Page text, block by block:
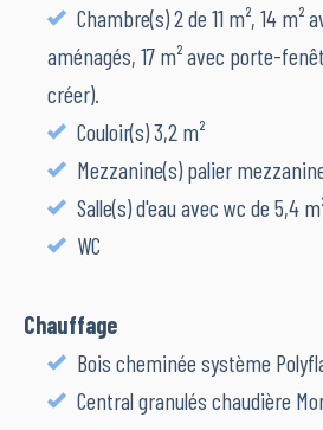
Chambre(s) 2 de 11 m², 14 m²
aménagés, 17 m² avec porte-
créer).
Couloir(s) 3,2 m²
Mezzanine(s) palier
Salle(s) d'eau avec wc de 5,4
WC
Chauffage
Bois cheminée système
Central granulés chaudière